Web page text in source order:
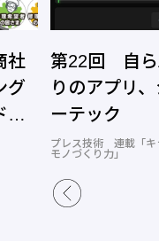
社
グ
ッ
第22回 自ら
りのアプリ
ーテック
プレス技術 連載「キ
モノづくり力」